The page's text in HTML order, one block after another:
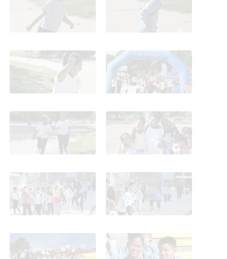
Terceros. 2025
Terceros. 2025
Cross de Carabanchel.
Terceros. 2025
Cross de Carabanchel.
Terceros. 2025
Cross de Carabanchel.
Terceros. 2025
Cross de Carabanchel.
Terceros. 2025
Cross de Carabanchel.
Terceros. 2025
Cross de Carabanchel.
Terceros. 2025
Cross de Carabanchel.
Terceros. 2025
Cross de Carabanchel.
Terceros. 2025